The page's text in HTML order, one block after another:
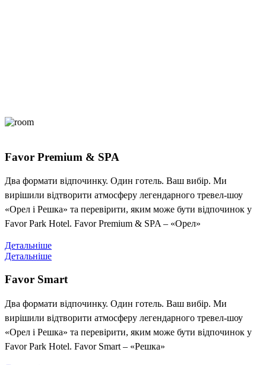
Favor Premium & SPA
Два формати відпочинку. Один готель. Ваш вибір. Ми
вирішили відтворити атмосферу легендарного тревел-шоу
«Орел і Решка» та перевірити, яким може бути відпочинок у
Favor Park Hotel. Favor Premium & SPA – «Орел»
Детальніше
Детальніше
Favor Smart
Два формати відпочинку. Один готель. Ваш вибір. Ми
вирішили відтворити атмосферу легендарного тревел-шоу
«Орел і Решка» та перевірити, яким може бути відпочинок у
Favor Park Hotel. Favor Smart – «Решка»